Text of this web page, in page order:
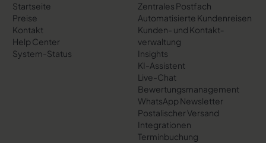
Startseite
Preise
Kontakt
Help Center
System-Status
Zentrales Postfach
Automatisierte Kundenreisen
Kunden- und Kontakt­
verwaltung
Insights
KI-Assistent
Live-Chat
Bewertungs­management
WhatsApp Newsletter
Postalischer Versand
Integrationen
Terminbuchung